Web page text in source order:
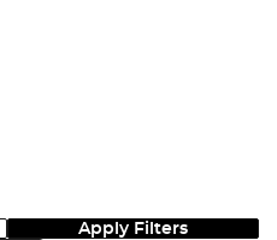
Apply Filters